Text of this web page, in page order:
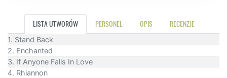
LISTA UTWORÓW PERSONEL OPIS RECENZJE
1. Stand Back
2. Enchanted
3. If Anyone Falls In Love
4. Rhiannon